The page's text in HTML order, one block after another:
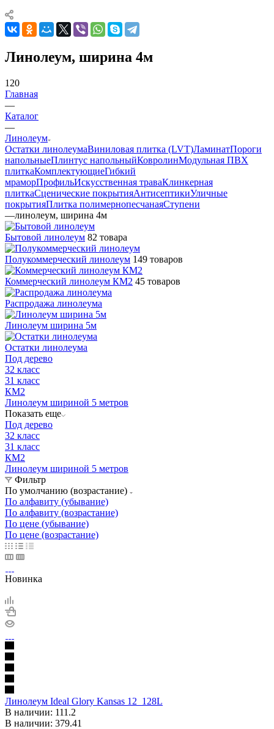
Линолеум, ширина 4м
120
Главная
—
Каталог
—
Линолеум
Остатки линолеумаВиниловая плитка (LVT)ЛаминатПороги
напольныеПлинтус напольныйКовролинМодульная ПВХ
плиткаКомплектующиеГибкий
мраморПрофильИскусственная траваКлинкерная
плиткаСценические покрытияАнтисептикиУличные
покрытияПлитка полимернопесчанаяСтупени
—линолеум, ширина 4м
Бытовой линолеум 82 товара
Полукоммерческий линолеум 149 товаров
Коммерческий линолеум КМ2 45 товаров
Распродажа линолеума
Линолеум ширина 5м
Остатки линолеума
Под дерево
32 класс
31 класс
КМ2
Линолеум шириной 5 метров
Показать еще
Под дерево
32 класс
31 класс
КМ2
Линолеум шириной 5 метров
Фильтр
По умолчанию (возрастание)
По алфавиту (убывание)
По алфавиту (возрастание)
По цене (убывание)
По цене (возрастание)
Новинка
Линолеум Ideal Glory Kansas 12_128L
В наличии: 111.2
В наличии: 379.41